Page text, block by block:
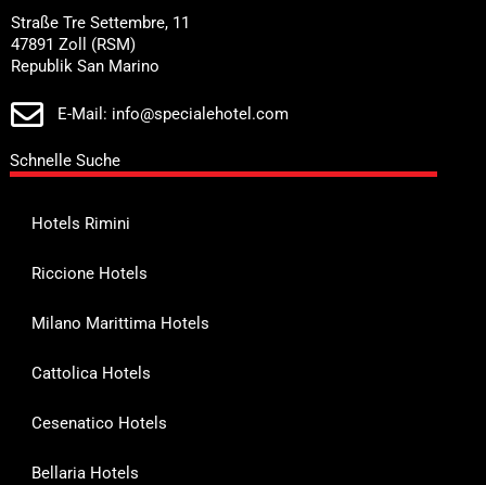
Straße Tre Settembre, 11
47891 Zoll (RSM)
Republik San Marino
E-Mail: info@specialehotel.com
Schnelle Suche
Hotels Rimini
Riccione Hotels
Milano Marittima Hotels
Cattolica Hotels
Cesenatico Hotels
Bellaria Hotels